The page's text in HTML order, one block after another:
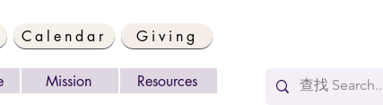
Calendar Giving
Mission Resources